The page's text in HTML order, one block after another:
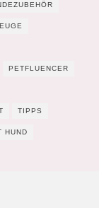
PETFLUENCER
TIPPS
HUND